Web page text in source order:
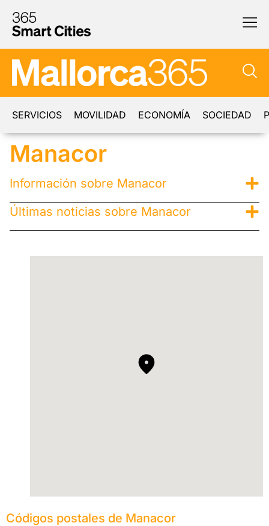
SERVICIOS MOVILIDAD ECONOMÍA SOCIEDAD
Manacor
Información sobre Manacor
Últimas noticias sobre Manacor
Códigos postales de Manacor